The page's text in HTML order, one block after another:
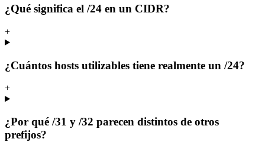
¿Qué significa el /24 en un CIDR?
+
¿Cuántos hosts utilizables tiene realmente un /24?
+
¿Por qué /31 y /32 parecen distintos de otros
prefijos?